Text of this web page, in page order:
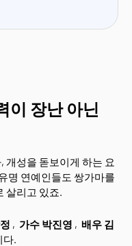
이 장난 아닌
개성을 돋보이게 하는 요
명 연예인들도 쌍가마를
살리고 있죠.
, 가수 박진영 , 배우 김
.